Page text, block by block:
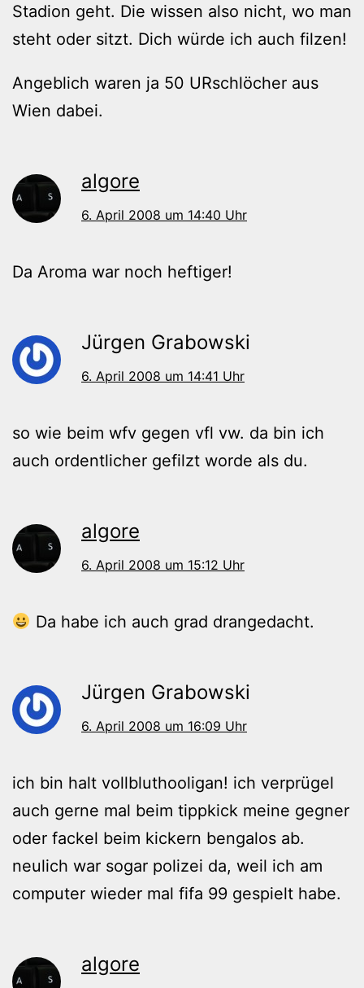
Stadion geht. Die wissen also nicht, wo man
steht oder sitzt. Dich würde ich auch filzen!
Angeblich waren ja 50 URschlöcher aus
Wien dabei.
algore
6. April 2008 um 14:40 Uhr
Da Aroma war noch heftiger!
Jürgen Grabowski
6. April 2008 um 14:41 Uhr
so wie beim wfv gegen vfl vw. da bin ich
auch ordentlicher gefilzt worde als du.
algore
6. April 2008 um 15:12 Uhr
Da habe ich auch grad drangedacht.
Jürgen Grabowski
6. April 2008 um 16:09 Uhr
ich bin halt vollbluthooligan! ich verprügel
auch gerne mal beim tippkick meine gegner
oder fackel beim kickern bengalos ab.
neulich war sogar polizei da, weil ich am
computer wieder mal fifa 99 gespielt habe.
algore